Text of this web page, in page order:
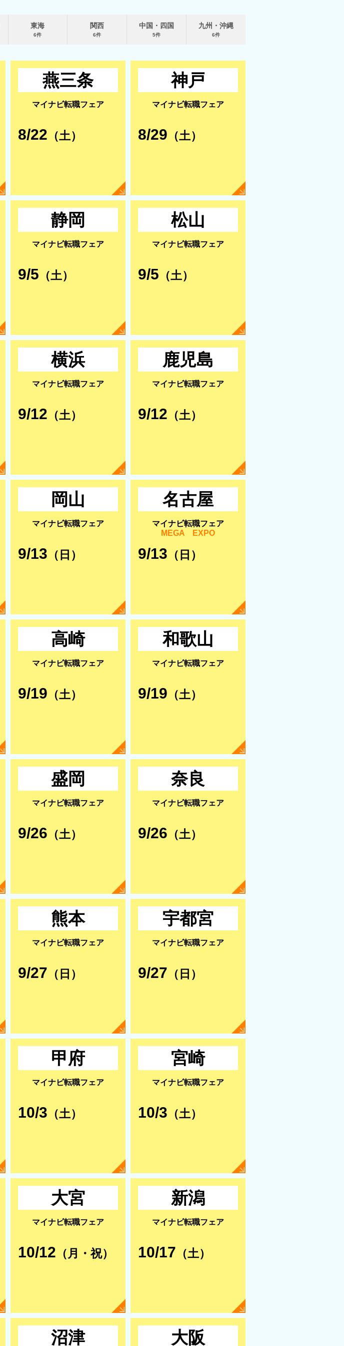
東海
6件
関西
6件
中国・四国
5件
九州・沖縄
6件
燕三条
マイナビ転職フェア
8/22 （土）
神戸
マイナビ転職フェア
8/29 （土）
静岡
マイナビ転職フェア
9/5 （土）
松山
マイナビ転職フェア
9/5 （土）
横浜
マイナビ転職フェア
9/12 （土）
鹿児島
マイナビ転職フェア
9/12 （土）
岡山
マイナビ転職フェア
9/13 （日）
名古屋
マイナビ転職フェア
MEGA EXPO
9/13 （日）
高崎
マイナビ転職フェア
9/19 （土）
和歌山
マイナビ転職フェア
9/19 （土）
盛岡
マイナビ転職フェア
9/26 （土）
奈良
マイナビ転職フェア
9/26 （土）
熊本
マイナビ転職フェア
9/27 （日）
宇都宮
マイナビ転職フェア
9/27 （日）
甲府
マイナビ転職フェア
10/3 （土）
宮崎
マイナビ転職フェア
10/3 （土）
大宮
マイナビ転職フェア
10/12 （月・祝）
新潟
マイナビ転職フェア
10/17 （土）
沼津 大阪